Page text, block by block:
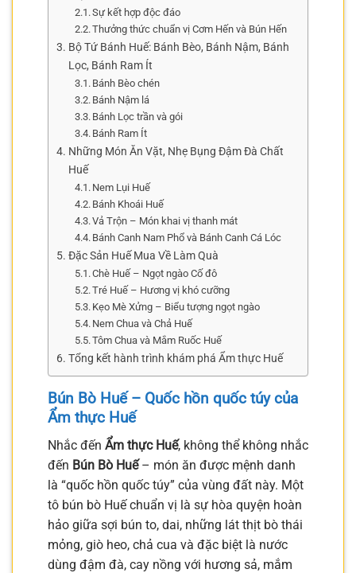
Sự kết hợp độc đáo
Thưởng thức chuẩn vị Cơm Hến và Bún Hến
Bộ Tứ Bánh Huế: Bánh Bèo, Bánh Nậm, Bánh
Lọc, Bánh Ram Ít
Bánh Bèo chén
Bánh Nậm lá
Bánh Lọc trần và gói
Bánh Ram Ít
Những Món Ăn Vặt, Nhẹ Bụng Đậm Đà Chất
Huế
Nem Lụi Huế
Bánh Khoái Huế
Vả Trộn – Món khai vị thanh mát
Bánh Canh Nam Phổ và Bánh Canh Cá Lóc
Đặc Sản Huế Mua Về Làm Quà
Chè Huế – Ngọt ngào Cố đô
Tré Huế – Hương vị khó cưỡng
Kẹo Mè Xửng – Biểu tượng ngọt ngào
Nem Chua và Chả Huế
Tôm Chua và Mắm Ruốc Huế
Tổng kết hành trình khám phá Ẩm thực Huế
Bún Bò Huế – Quốc hồn quốc túy của
Ẩm thực Huế
Nhắc đến Ẩm thực Huế, không thể không nhắc
đến Bún Bò Huế– món ăn được mệnh danh
là “quốc hồn quốc túy” của vùng đất này. Một
tô bún bò Huế chuẩn vị là sự hòa quyện hoàn
hảo giữa sợi bún to, dai, những lát thịt bò thái
mỏng, giò heo, chả cua và đặc biệt là nước
dùng đậm đà, cay nồng với hương sả, mắm